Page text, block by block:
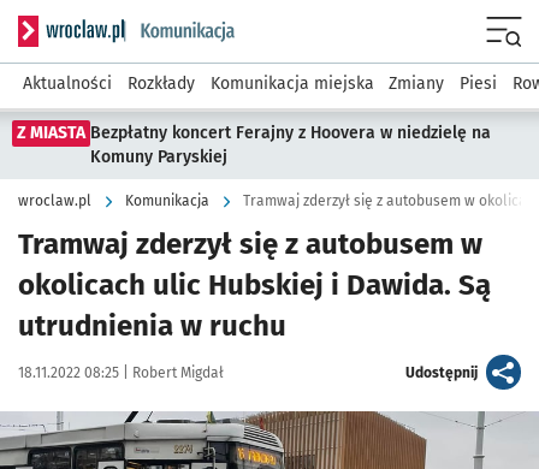
Serwis informacyjny wroclaw.pl podserwis: Komunikacja
Aktualności Rozkłady Komunikacja miejska Zmiany Piesi
Z MIASTA Bezpłatny koncert Ferajny z Hoovera w niedzielę na
Komuny Paryskiej
wroclaw.pl Komunikacja
Tramwaj zderzył się z autobusem w
okolicach ulic Hubskiej i Dawida. Są
utrudnienia w ruchu
Data publikacji:
18.11.2022 08:25 | Autor:
Robert Migdał Udostępnijartykuł
Kliknij, aby powiększyć